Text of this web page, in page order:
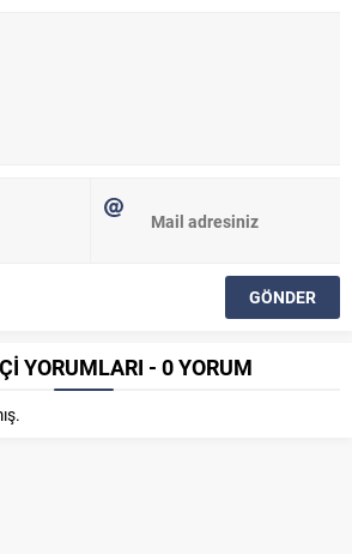
YORUMLARI - 0 YORUM